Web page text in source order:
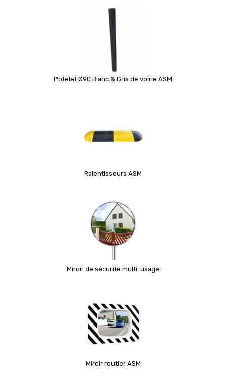
Potelet Ø90 Blanc & Gris de voirie ASM
Ralentisseurs ASM
Miroir de sécurité multi-usage
Miroir routier ASM